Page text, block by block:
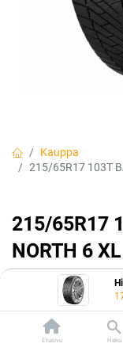
Etusivu Haku
Kauppa
215/65R17 103T
215/65R17
NORTH 6
Continentalin
on keskihintainen
4024063008731
172,50€